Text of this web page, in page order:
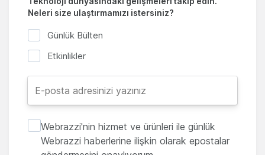
Neleri size ulaştırmamızı istersiniz?
Günlük Bülten
Etkinlikler
Webrazzi'nin hizmet ve ürünleri ile günlük
Webrazzi haberlerine ilişkin olarak epostalar